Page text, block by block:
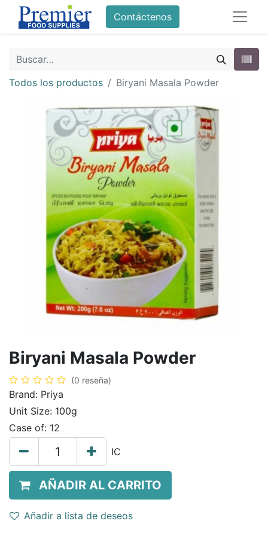
Contáctenos
Todos los productos Biryani Masala Powder
Biryani Masala Powder
(0 reseña)
Brand: Priya
Unit Size: 100g
Case of: 12
IC
AÑADIR AL CARRITO
Añadir a lista de deseos